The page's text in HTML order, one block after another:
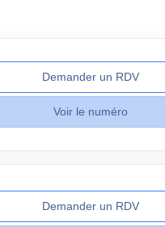
Demander un RDV
Voir le numéro
Demander un RDV